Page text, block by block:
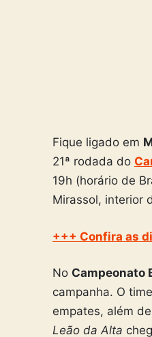
Fique ligado em
21ª rodada do
19h (horário de
Mirassol, interior
+++ Confira as
No Campeonato
campanha. O
empates, além
Leão da Alta